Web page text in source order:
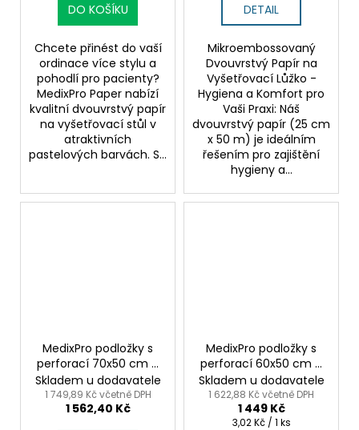
DO KOŠÍKU
Chcete přinést do vaší
ordinace více stylu a
pohodlí pro pacienty?
MedixPro Paper nabízí
kvalitní dvouvrstvý papír
na vyšetřovací stůl v
atraktivních
pastelových barvách. S...
DETAIL
Mikroembossovaný
Dvouvrstvý Papír na
Vyšetřovací Lůžko -
Hygiena a Komfort pro
Vaši Praxi: Náš
dvouvrstvý papír (25 cm
x 50 m) je ideálním
řešením pro zajištění
hygieny a...
MedixPro podložky s
perforací 70x50 cm –
ochrana ve velkém
formátu
Skladem u dodavatele
1 749,89 Kč včetně DPH
1 562,40 Kč
MedixPro podložky s
perforací 60x50 cm –
karton 6 rolí
Skladem u dodavatele
1 622,88 Kč včetně DPH
1 449 Kč
Měrná
3,02 Kč / 1 ks